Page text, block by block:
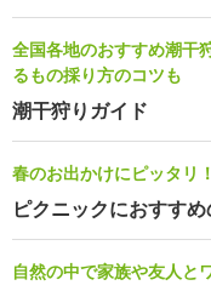
全国各地のおすすめ潮干
るもの採り方のコツも
潮干狩りガイド
春のお出かけにピッタリ！
ピクニックにおすす
自然の中で家族や友人と